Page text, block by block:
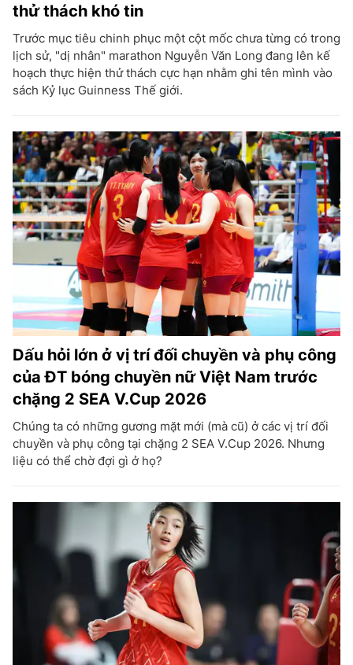
thử thách khó tin
Trước mục tiêu chinh phục một cột mốc chưa từng có trong
lịch sử, "dị nhân" marathon Nguyễn Văn Long đang lên kế
hoạch thực hiện thử thách cực hạn nhằm ghi tên mình vào
sách Kỷ lục Guinness Thế giới.
Dấu hỏi lớn ở vị trí đối chuyền và phụ công
của ĐT bóng chuyền nữ Việt Nam trước
chặng 2 SEA V.Cup 2026
Chúng ta có những gương mặt mới (mà cũ) ở các vị trí đối
chuyền và phụ công tại chặng 2 SEA V.Cup 2026. Nhưng
liệu có thể chờ đợi gì ở họ?